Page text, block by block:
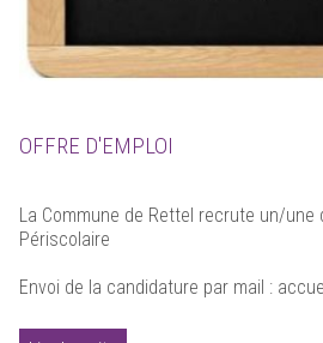
OFFRE D'EMPLOI
La Commune de Rettel recrute un/
Périscolaire
Envoi de la candidature par mail :